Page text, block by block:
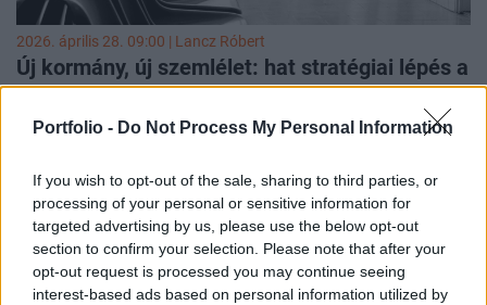
Portfolio - Do Not Process My Personal Information
If you wish to opt-out of the sale, sharing to third parties, or
processing of your personal or sensitive information for
targeted advertising by us, please use the below opt-out
section to confirm your selection. Please note that after your
opt-out request is processed you may continue seeing
interest-based ads based on personal information utilized by
2026. április 28. 09:00 | Lancz Róbert
Új kormány, új szemlélet: hat stratégiai lépés a
magyar egészségügy megújításáért
Az új kormány felállásával az egészségügyben is adott a
Magánegészségügyi Szolgáltatók Egyesületének
elnökeként azt remélem, hogy a következő ciklusban az
ágazat jövőjéről egyre inkább nem rövid távú feszültségek,
hanem hosszabb távú megoldások mentén tudunk
gondolkodni. A magyar egészségügy helyzete egyszerre
jelent komoly feladatot és valós lehetőséget, ha sikerül